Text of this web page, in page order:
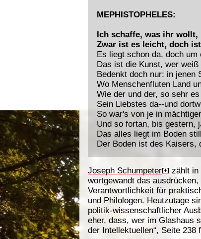
MEPHISTOPHELES:
Ich schaffe, was ihr wollt,
Zwar ist es leicht, doch
Es liegt schon da, doch um
Das ist die Kunst, wer weiß
Bedenkt doch nur: in jenen
Wo Menschenfluten Land
Wie der und der, so sehr
Sein Liebstes da--und
So war's von je in
Und so fortan, bis gestern,
Das alles liegt im Boden
Der Boden ist des Kaisers,
Joseph Schumpeter[+] zählt in
wortgewandt das
Verantwortlichkeit für
und Philologen. Heutzutage
politik-wissenschaftlicher
eher, dass, wer im Glashaus
der Intellektuellen“, Seite 238